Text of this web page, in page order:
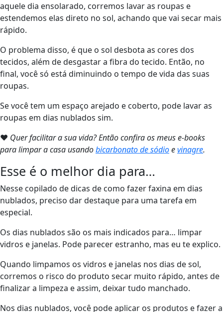
aquele dia ensolarado, corremos lavar as roupas e
estendemos elas direto no sol, achando que vai secar mais
rápido.
O problema disso, é que o sol desbota as cores dos
tecidos, além de desgastar a fibra do tecido. Então, no
final, você só está diminuindo o tempo de vida das suas
roupas.
Se você tem um espaço arejado e coberto, pode lavar as
roupas em dias nublados sim.
❤ Quer facilitar a sua vida? Então confira os meus e-books
para limpar a casa usandobicarbonato de sódioevinagre.
Esse é o melhor dia para…
Nesse copilado de dicas de como fazer faxina em dias
nublados, preciso dar destaque para uma tarefa em
especial.
Os dias nublados são os mais indicados para… limpar
vidros e janelas. Pode parecer estranho, mas eu te explico.
Quando limpamos os vidros e janelas nos dias de sol,
corremos o risco do produto secar muito rápido, antes de
finalizar a limpeza e assim, deixar tudo manchado.
Nos dias nublados, você pode aplicar os produtos e fazer a